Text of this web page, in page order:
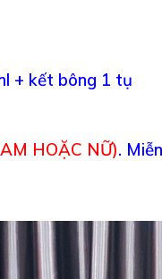
+ kết bông 1 tụ
HOẶC NỮ).